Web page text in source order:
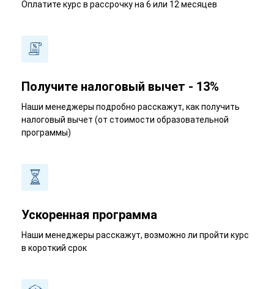
Оплатите курс в рассрочку на 6 или 12 месяцев
Получите налоговый вычет - 13%
Наши менеджеры подробно расскажут, как получить
налоговый вычет (от стоимости образовательной
программы)
Ускоренная программа
Наши менеджеры расскажут, возможно ли пройти курс
в короткий срок